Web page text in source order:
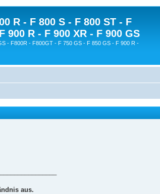
R - F 800 S - F 800 ST - F
900 R - F 900 XR - F 900 GS
- F800R - F800GT - F 750 GS - F 850 GS - F 900 R -
aus.